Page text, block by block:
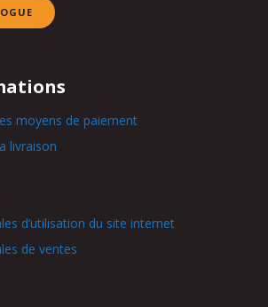
moyens de paiement
livraison
d’utilisation du site internet
de ventes